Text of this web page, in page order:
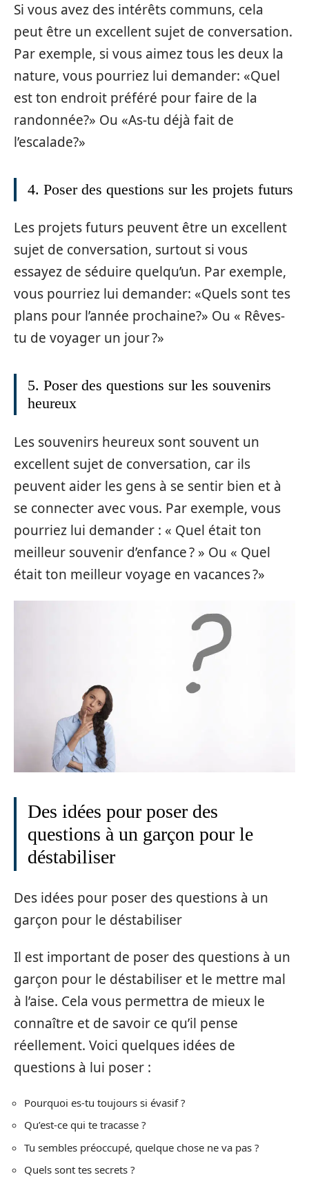
Si vous avez des intérêts communs, cela
peut être un excellent sujet de conversation.
Par exemple, si vous aimez tous les deux la
nature, vous pourriez lui demander: «Quel
est ton endroit préféré pour faire de la
randonnée?» Ou «As-tu déjà fait de
l’escalade?»
4. Poser des questions sur les projets futurs
Les projets futurs peuvent être un excellent
sujet de conversation, surtout si vous
essayez de séduire quelqu’un. Par exemple,
vous pourriez lui demander: «Quels sont tes
plans pour l’année prochaine?» Ou « Rêves-
tu de voyager un jour ?»
5. Poser des questions sur les souvenirs
heureux
Les souvenirs heureux sont souvent un
excellent sujet de conversation, car ils
peuvent aider les gens à se sentir bien et à
se connecter avec vous. Par exemple, vous
pourriez lui demander : « Quel était ton
meilleur souvenir d’enfance ? » Ou « Quel
était ton meilleur voyage en vacances ?»
Des idées pour poser des
questions à un garçon pour le
déstabiliser
Des idées pour poser des questions à un
garçon pour le déstabiliser
Il est important de poser des questions à un
garçon pour le déstabiliser et le mettre mal
à l’aise. Cela vous permettra de mieux le
connaître et de savoir ce qu’il pense
réellement. Voici quelques idées de
questions à lui poser :
Pourquoi es-tu toujours si évasif ?
Qu’est-ce qui te tracasse ?
Tu sembles préoccupé, quelque chose ne va pas ?
Quels sont tes secrets ?